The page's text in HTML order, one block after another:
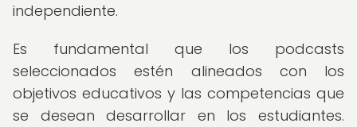
independiente.
Es fundamental que los podcasts
seleccionados estén alineados con los
objetivos educativos y las competencias que
se desean desarrollar en los estudiantes.